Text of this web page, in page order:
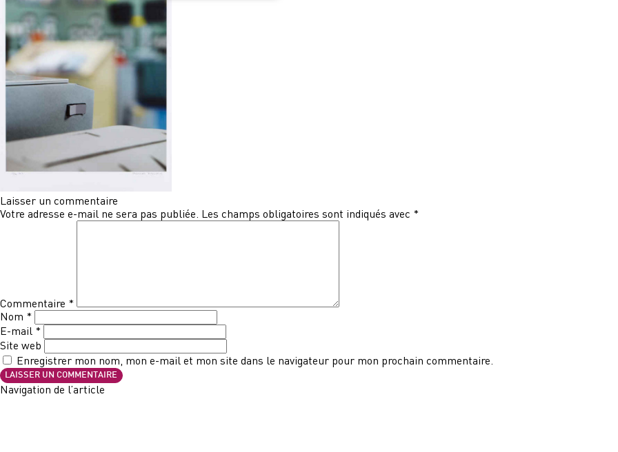
Laisser un commentaire
Votre adresse e-mail ne sera pas publiée. Les champs obligatoires sont indiqués avec *
Commentaire *
Nom *
E-mail *
Site web
Enregistrer mon nom, mon e-mail et mon site dans le navigateur pour mon prochain commentaire.
Navigation de l’article